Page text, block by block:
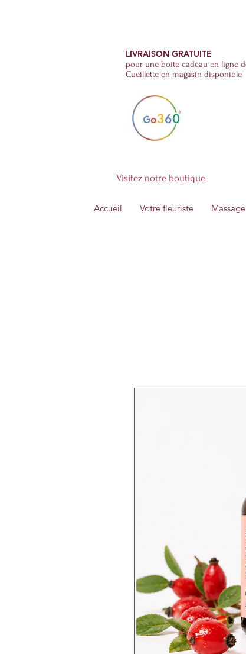
LIVRAISON GRATUITE
pour une boîte cadeau en ligne
Cueillette en magasin disponible
Visitez notre boutique
Accueil Votre fleuriste